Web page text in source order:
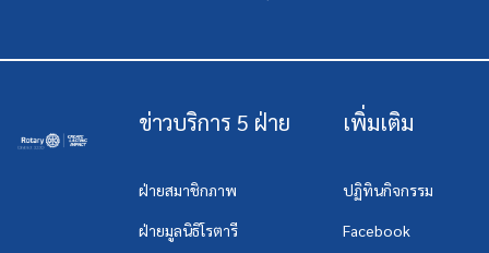
ข่าวบริการ 5 ฝ่าย
ฝ่ายสมาชิกภาพ
ฝ่ายมูลนิธิโรตารี
เพิ่มเติม
ปฏิทินกิจกรรม
Facebook